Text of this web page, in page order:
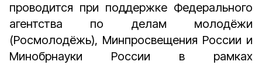
проводится при поддержке Федерального
агентства по делам молодёжи
(Росмолодёжь), Минпросвещения России и
Минобрнауки России в рамках